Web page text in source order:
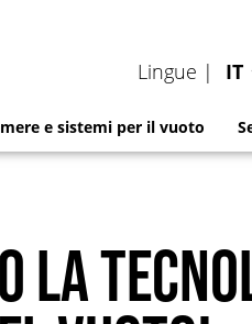
Lingue | IT
e sistemi per il vuoto
LA